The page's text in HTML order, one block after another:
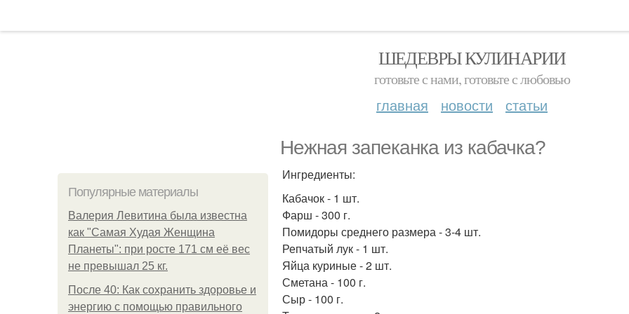
ШЕДЕВРЫ КУЛИНАРИИ
готовьте с нами, готовьте с любовью
главная новости статьи
Нежная запеканка из кабачка?
Популярные материалы
Валерия Левитина была известна
как "Самая Худая Женщина
Планеты": при росте 171 см её вес
не превышал 25 кг.
После 40: Как сохранить здоровье и
энергию с помощью правильного
Ингредиенты:
Кабачок - 1 шт.
Фарш - 300 г.
Помидоры среднего размера - 3-4 шт.
Репчатый лук - 1 шт.
Яйца куриные - 2 шт.
Сметана - 100 г.
Сыр - 100 г.